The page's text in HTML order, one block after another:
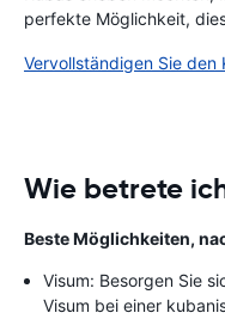
perfekte Möglichkeit,
Vervollständigen Sie den
Wie betrete
Beste Möglichkeiten,
Visum: Besorgen Sie
Visum bei einer